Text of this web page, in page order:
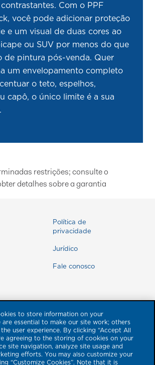
Com o PPF
você pode adicionar proteção
e um visual de duas cores ao
ou SUV por menos do que
de pintura pós-venda. Quer
um envelopamento completo
o teto, espelhos,
capô, o único limite é a sua
restrições; consulte o
detalhes sobre a garantia
Política de
privacidade
Jurídico
Fale conosco
to store information on your
are essential to make our site work; others
user experience. By clicking “Accept All
agreeing to the storing of cookies on your
site navigation, analyze site usage and
efforts. You may also customize your
“Customize Cookies”. Note that it is